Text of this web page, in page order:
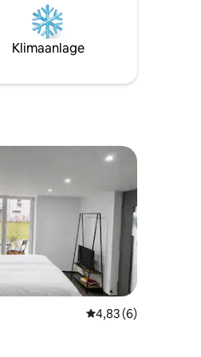
Klimaanlage
von 5, 39 Bewertungen
Durchschnittliche
4,83 (6)